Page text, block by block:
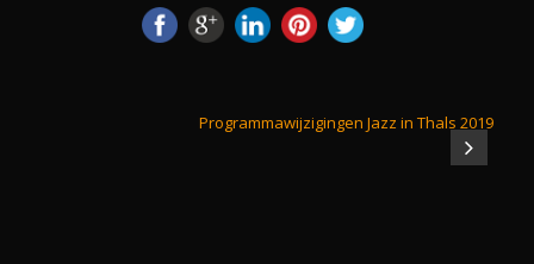
Programmawijzigingen Jazz in Thals 2019